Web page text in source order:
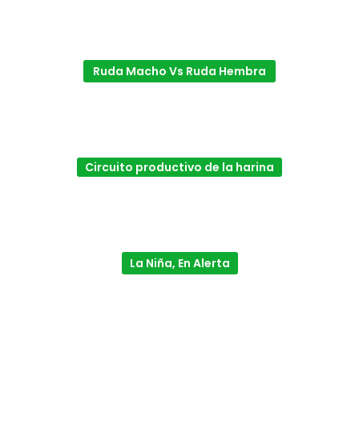
Ruda Macho Vs Ruda Hembra
Circuito productivo de la harina
La Niña, En Alerta